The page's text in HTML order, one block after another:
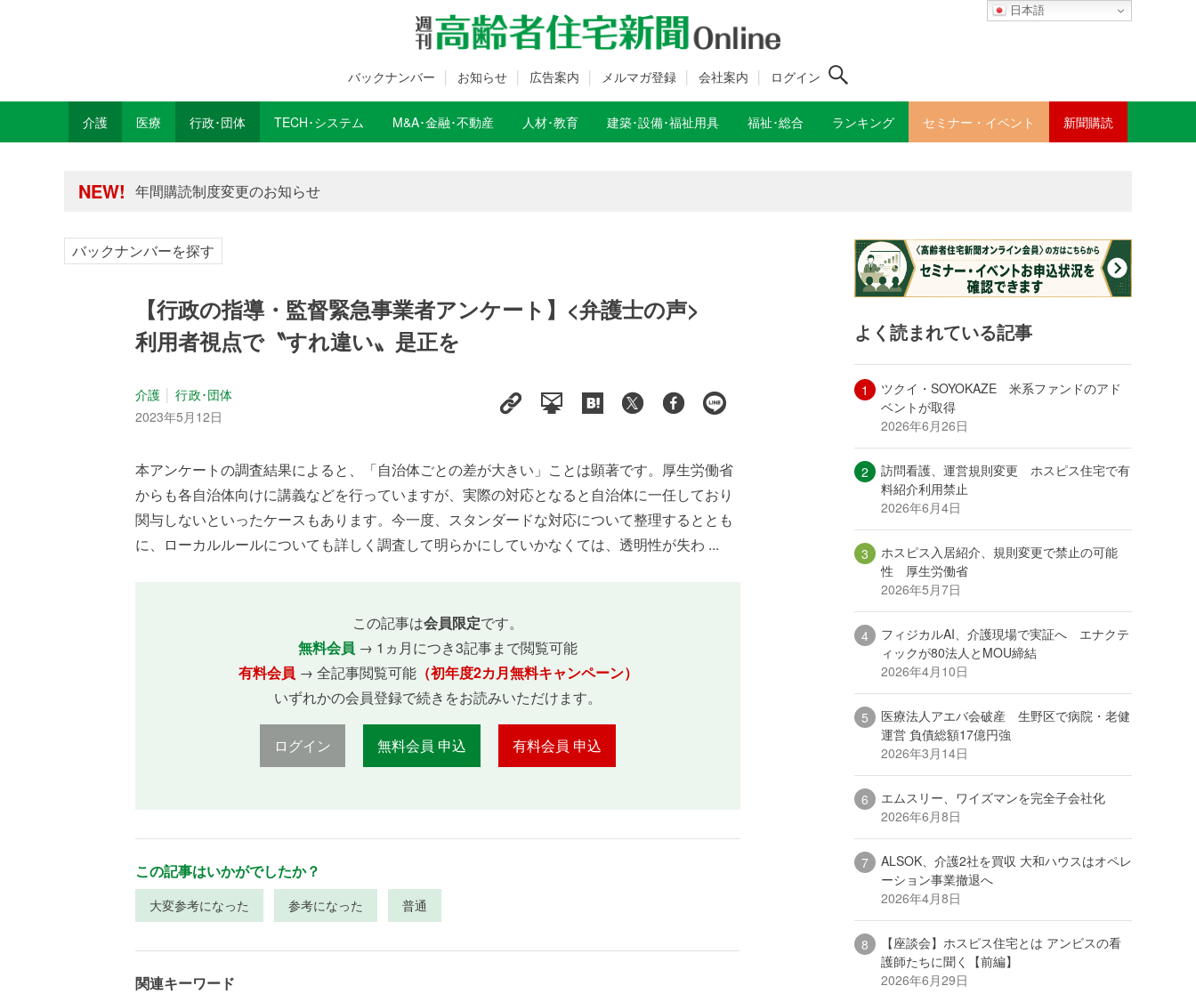
日本語
バックナンバー お知らせ 広告案内 メルマガ登録 会社案内 ログイン
介護 医療 行政･団体 TECH･システム M&A･金融･不動産 人材･教育 建築･設備･福祉用具 福祉･総合 ランキング セミナー・イベント 新聞購読
NEW!
年間購読制度変更のお知らせ
年間購読制度変更のお知らせ
高齢者住宅新聞 無料会員の皆様へ閲覧本数変更のお知らせ
バックナンバーを探す
【行政の指導・監督緊急事業者アンケート】<弁護士の声>
利用者視点で〝すれ違い〟是正を
介護
行政･団体
2023年5月12日
本アンケートの調査結果によると、「自治体ごとの差が大きい」ことは顕著です。厚生労働省
からも各自治体向けに講義などを行っていますが、実際の対応となると自治体に一任しており
関与しないといったケースもあります。今一度、スタンダードな対応について整理するととも
に、ローカルルールについても詳しく調査して明らかにしていかなくては、透明性が失わ ...
この記事は会員限定です。
無料会員 → 1ヵ月につき3記事まで閲覧可能
有料会員 → 全記事閲覧可能（初年度2カ月無料キャンペーン）
いずれかの会員登録で続きをお読みいただけます。
ログイン 無料会員 申込 有料会員 申込
この記事はいかがでしたか？
大変参考になった 参考になった 普通
関連キーワード
よく読まれている記事
ツクイ・SOYOKAZE 米系ファンドのアド
ベントが取得
2026年6月26日
訪問看護、運営規則変更 ホスピス住宅で有
料紹介利用禁止
2026年6月4日
ホスピス入居紹介、規則変更で禁止の可能
性 厚生労働省
2026年5月7日
フィジカルAI、介護現場で実証へ エナクテ
ィックが80法人とMOU締結
2026年4月10日
医療法人アエバ会破産 生野区で病院・老健
運営 負債総額17億円強
2026年3月14日
エムスリー、ワイズマンを完全子会社化
2026年6月8日
ALSOK、介護2社を買収 大和ハウスはオペレ
ーション事業撤退へ
2026年4月8日
【座談会】ホスピス住宅とは アンビスの看
護師たちに聞く【前編】
2026年6月29日